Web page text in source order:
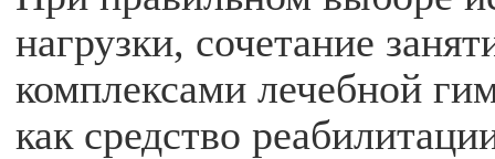
нагрузки, сочетание
комплексами лечебной
как средство